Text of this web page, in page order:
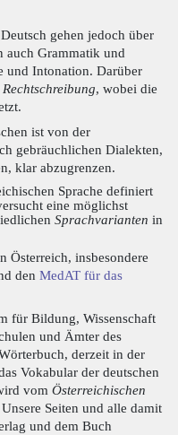
gehen jedoch über
auch Grammatik und
und Intonation. Darüber
Rechtschreibung, wobei die
ist von der
gebräuchlichen Dialekten,
klar abzugrenzen.
Sprache definiert
eine möglichst
Sprachvarianten in
Österreich, insbesondere
den MedAT für das
für Bildung, Wissenschaft
und Ämter des
derzeit in der
Vokabular der deutschen
vom Österreichischen
Seiten und alle damit
und dem Buch